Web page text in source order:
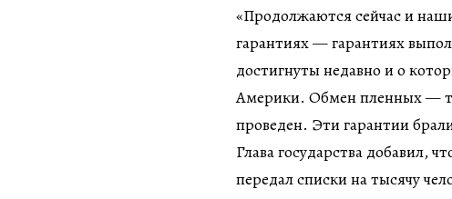
«Продолжаются сейчас и
гарантиях — гарантиях
достигнуты недавно и о
Америки. Обмен пленных —
проведен. Эти гарантии
Глава государства добавил,
передал списки на тысячу